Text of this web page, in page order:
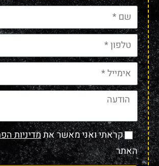
קראתי ואני מאשר אתמדיניות
האתר